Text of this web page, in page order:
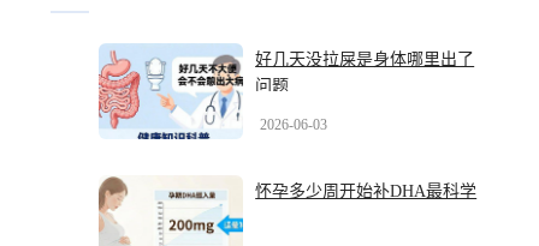
好几天没拉屎是身体哪里出了
问题
2026-06-03
怀孕多少周开始补DHA最科学